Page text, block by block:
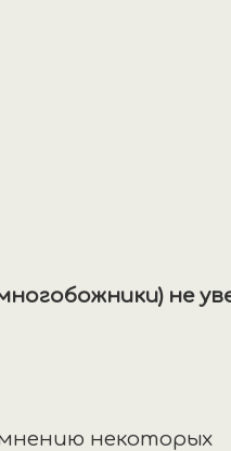
не
некоторых